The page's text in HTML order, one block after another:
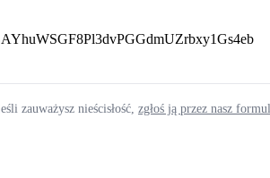
zauważysz nieścisłość, zgłoś ją przez nasz